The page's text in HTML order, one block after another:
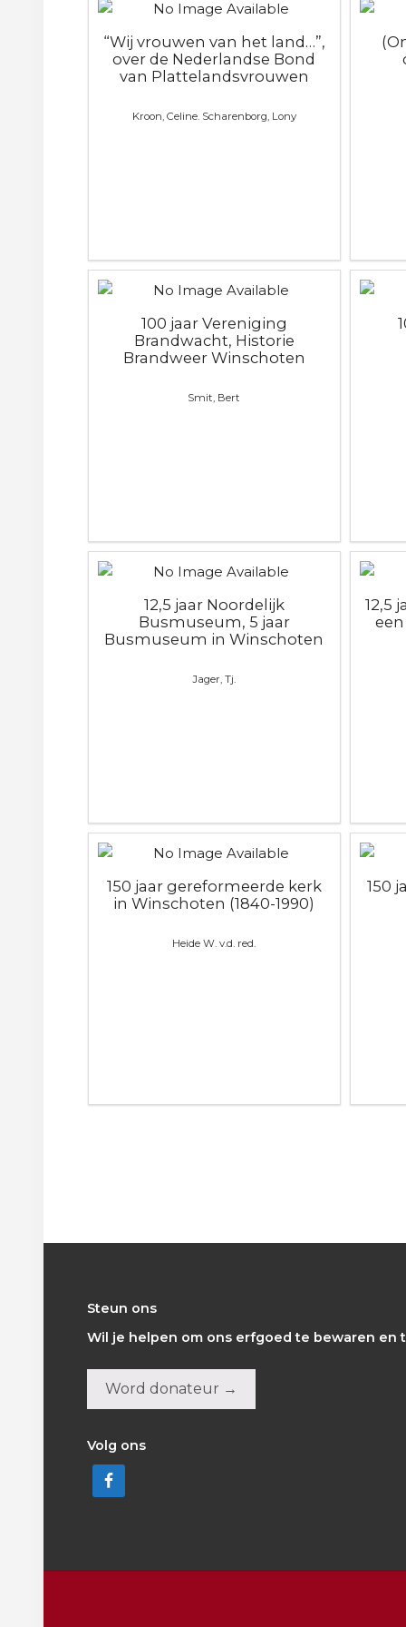
“Wij vrouwen van het land…”,
over de Nederlandse Bond
van Plattelandsvrouwen
Kroon, Celine. Scharenborg, Lony
100 jaar Vereniging
Brandwacht, Historie
Brandweer Winschoten
Smit, Bert
12,5 jaar Noordelijk
Busmuseum, 5 jaar
Busmuseum in Winschoten
Jager, Tj.
12,5
150 jaar gereformeerde kerk
in Winschoten (1840-1990)
Heide W. v.d. red.
150
Steun ons
Wil je helpen om ons erfgoed te bewaren en
Word donateur →
Volg ons